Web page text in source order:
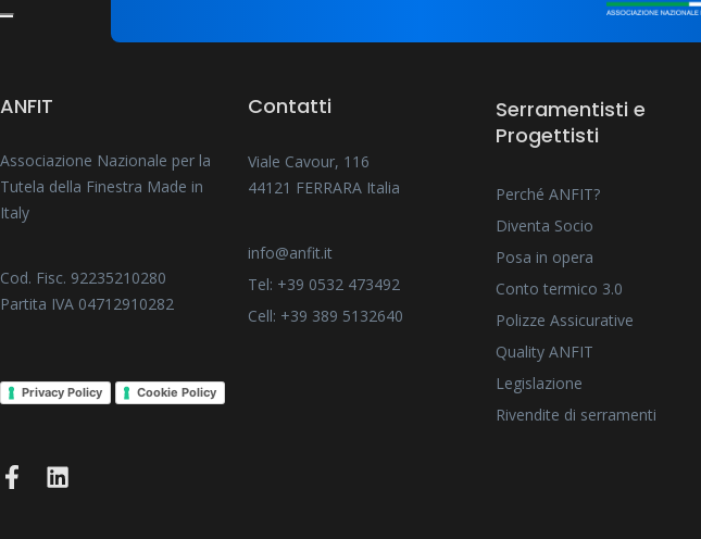
ANFIT
Associazione Nazionale per la
Tutela della Finestra Made in
Italy
Cod. Fisc. 92235210280
Partita IVA 04712910282
Privacy Policy Cookie Policy
Contatti
Viale Cavour, 116
44121 FERRARA Italia
info@anfit.it
Tel: +39 0532 473492
Cell: +39 389 5132640
Serramentisti e
Progettisti
Perché ANFIT?
Diventa Socio
Posa in opera
Conto termico 3.0
Polizze Assicurative
Quality ANFIT
Legislazione
Rivendite di serramenti